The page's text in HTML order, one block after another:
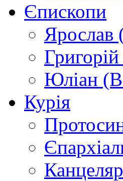
Єпископи
Ярослав
Юліан
Курія